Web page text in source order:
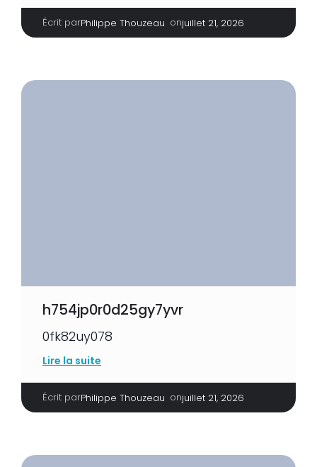
Écrit parPhilippe Thouzeau onjuillet 21, 2026
h754jp0r0d25gy7yvr
0fk82uy078
Lire la suite
Écrit parPhilippe Thouzeau onjuillet 21, 2026